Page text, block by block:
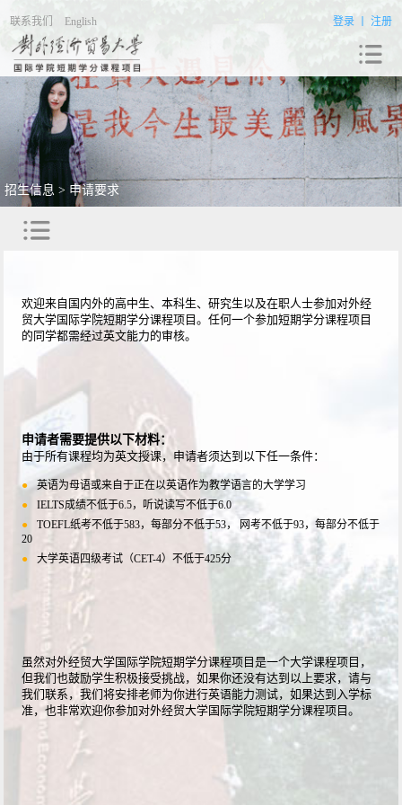
联系我们 English 登录丨 注册
招生信息 > 申请要求
欢迎来自国内外的高中生、本科生、研究生以及在职人士参加对外经
贸大学国际学院短期学分课程项目。任何一个参加短期学分课程项目
的同学都需经过英文能力的审核。
申请者需要提供以下材料：
由于所有课程均为英文授课，申请者须达到以下任一条件：
●
英语为母语或来自于正在以英语作为教学语言的大学学习
●
IELTS成绩不低于6.5，听说读写不低于6.0
●
TOEFL纸考不低于583，每部分不低于53， 网考不低于93，每部分不低于
20
●
大学英语四级考试（CET-4）不低于425分
虽然对外经贸大学国际学院短期学分课程项目是一个大学课程项目，
但我们也鼓励学生积极接受挑战，如果你还没有达到以上要求，请与
我们联系，我们将安排老师为你进行英语能力测试，如果达到入学标
准，也非常欢迎你参加对外经贸大学国际学院短期学分课程项目。